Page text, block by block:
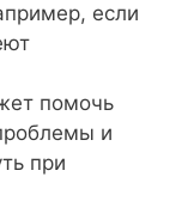
если
помочь
и
при